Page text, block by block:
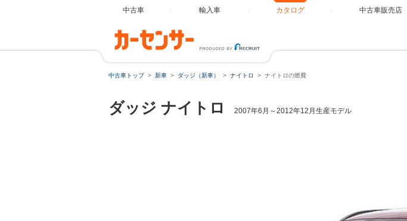
中古車 輸入車 カタログ 中古車販売店
中古車トップ 新車 ダッジ（新車） ナイトロ ナイトロの燃費
ダッジ ナイトロ 2007年6月～2012年12月生産モデル